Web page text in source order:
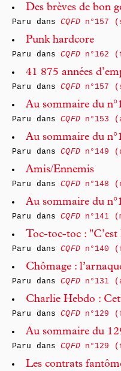
Des brèves de bon
Paru dansCQFDn°157
Punk hardcore
Paru dansCQFDn°162
41 875 années
Paru dansCQFDn°157
Au sommaire du
Paru dansCQFDn°153
Au sommaire du
Paru dansCQFDn°149
Amis/Ennemis
Paru dansCQFDn°148
Au sommaire du
Paru dansCQFDn°141
Toc-toc-toc :
Paru dansCQFDn°140
Chômage :
Paru dansCQFDn°131
Charlie Hebdo :
Paru dansCQFDn°129
Au sommaire du
Paru dansCQFDn°129
Les contrats